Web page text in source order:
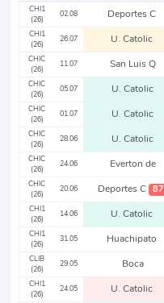
CHI1
(26)
02.08 Deportes C
CHI1
(26)
26.07 U. Catolic
CHIC
(26)
11.07 San Luis Q
CHIC
(26)
05.07 U. Catolic
CHIC
(26)
01.07 U. Catolic
CHIC
(26)
28.06 U. Catolic
CHIC
(26)
24.06 Everton de
CHIC
(26)
20.06 Deportes C 87
CHI1
(26)
14.06 U. Catolic
CHI1
(26)
31.05 Huachipato
CLIB
(26)
29.05 Boca
CHI1
(26)
24.05 U. Catolic